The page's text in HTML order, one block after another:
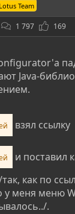
Lotus Team
1 797
169
Java-
взял ссылку
и поставил
как по
у меня меню
.